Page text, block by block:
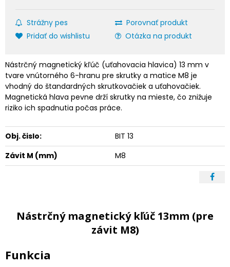
Strážny pes
Porovnať produkt
Pridať do wishlistu
Otázka na produkt
Nástrčný magnetický kľúč (uťahovacia hlavica) 13 mm v
tvare vnútorného 6-hranu pre skrutky a matice M8 je
vhodný do štandardných skrutkovačiek a uťahovačiek.
Magnetická hlava pevne drží skrutky na mieste, čo znižuje
riziko ich spadnutia počas práce.
Obj. čislo:
BIT 13
Závit M (mm)
M8
Nástrčný magnetický kľúč 13mm (pre
závit M8)
Funkcia